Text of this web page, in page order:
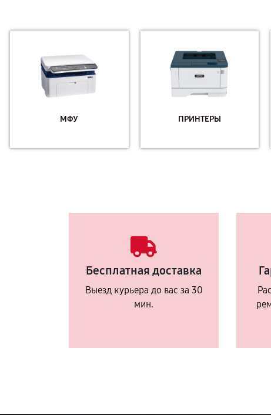
МФУ ПРИНТЕРЫ
Бесплатная доставка
Выезд курьера до вас за 30
мин.